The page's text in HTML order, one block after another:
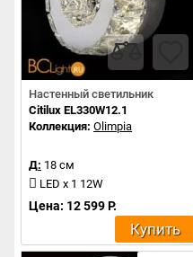
Настенный светильник
Citilux EL330W12.1
Коллекция: Olimpia
Д: 18 см
LED x 1 12W
Цена: 12 599 Р.
Купить